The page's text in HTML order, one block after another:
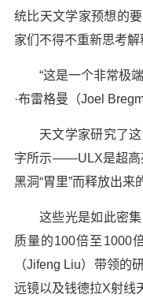
统比天文学家预想的
家们不得不重新思考
“这是一个非常极
·布雷格曼（Joel
天文学家研究了
字所示——ULX是超高
黑洞“胃里”而释放出来
这些光是如此密
质量的100倍至1000
（Jifeng Liu）带领的
远镜以及钱德拉X射线